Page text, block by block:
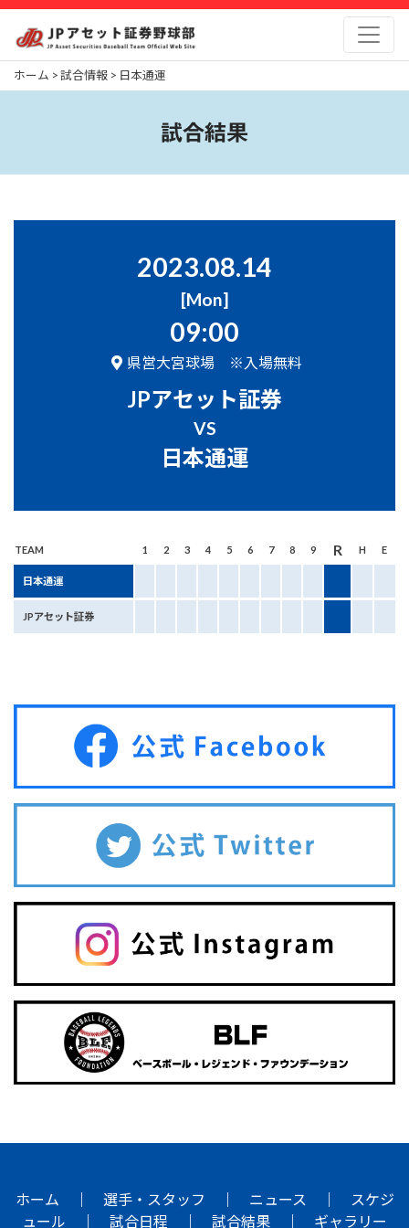
Skip
content
ホーム >試合情報 > 日本通運
試合結果
2023.08.14
[Mon]
09:00
県営大宮球場 ※入場無料
JPアセット証券
VS
日本通運
TEAM 1 2 3 4 5 6 7 8 9 R H E
日本通運
JPアセット証券
ホーム 選手・スタッフ ニュース
スケジ
ュール
試合日程 試合結果 ギャラリー